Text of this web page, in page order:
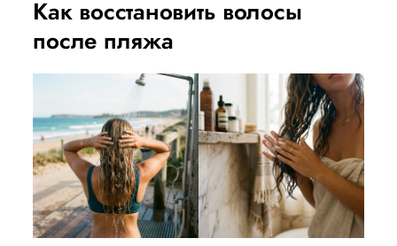
Как восстановить волосы
после пляжа